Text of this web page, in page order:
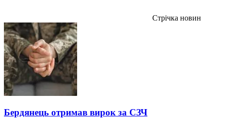
Стрічка новин
Бердянець отримав вирок за СЗЧ